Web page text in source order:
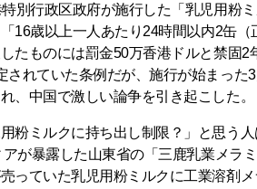
別行政区政府が施行した「乳児用粉
16歳以上一人あたり24時間以内2缶（
たものには罰金50万香港ドルと禁固2
されていた条例だが、施行が始まった
、中国で激しい論争を引き起こした。
粉ミルクに持ち出し制限？」と思う
が暴露した山東省の「三鹿乳業メラ
っていた乳児用粉ミルクに工業溶剤